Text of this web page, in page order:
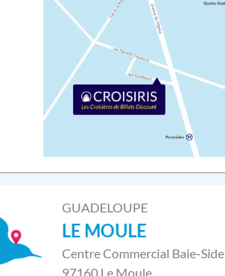
GUADELOUPE
LE MOULE
Centre Commercial Baie-Side
97160 Le Moule